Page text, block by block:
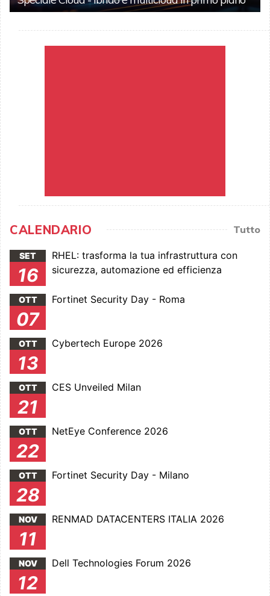
CALENDARIO Tutto
SET
16
RHEL: trasforma la tua infrastruttura con
sicurezza, automazione ed efficienza
OTT
07
Fortinet Security Day - Roma
OTT
13
Cybertech Europe 2026
OTT
21
CES Unveiled Milan
OTT
22
NetEye Conference 2026
OTT
28
Fortinet Security Day - Milano
NOV
11
RENMAD DATACENTERS ITALIA 2026
NOV
12
Dell Technologies Forum 2026